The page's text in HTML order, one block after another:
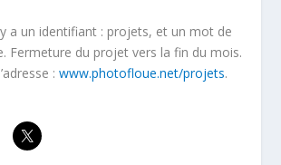
a un identifiant : projets, et un mot de
Fermeture du projet vers la fin du mois.
:www.photofloue.net/projets.